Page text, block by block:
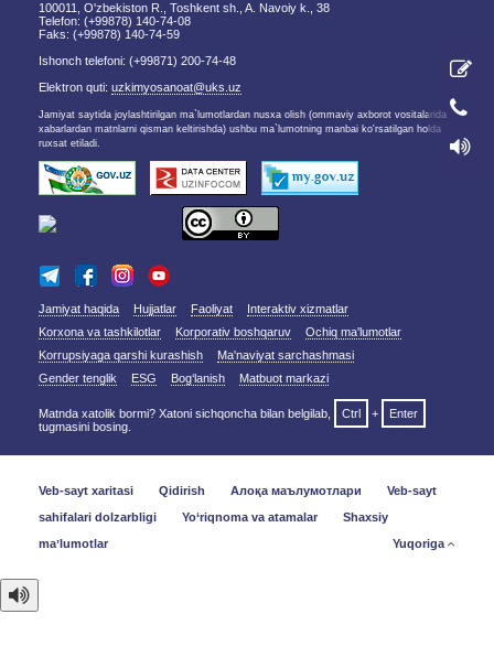
100011, O'zbekiston R., Toshkent sh., A. Navoiy k., 38
Telefon: (+99878) 140-74-08
Faks: (+99878) 140-74-59
Ishonch telefoni: (+99871) 200-74-48
Elektron quti: uzkimyosanoat@uks.uz
Jamiyat saytida joylashtirilgan ma`lumotlardan nusxa olish (ommaviy axborot vositalarida
xabarlardan matnlarni qisman keltirishda) ushbu ma`lumotning manbai ko'rsatilgan holda
ruxsat etiladi.
Jamiyat haqida Hujjatlar Faoliyat
Interaktiv xizmatlar
Korxona va tashkilotlar
Korporativ boshqaruv
Ochiq ma'lumotlar
Korrupsiyaga qarshi kurashish
Ma'naviyat sarchashmasi
Gender tenglik
ESG Bog‘lanish Matbuot markazi
Matnda xatolik bormi? Xatoni sichqoncha bilan belgilab, Ctrl +
Enter
tugmasini bosing.
Veb-sayt xaritasi Qidirish Алоқа маълумотлари
Veb-sayt
sahifalari dolzarbligi
Yo‘riqnoma va atamalar
Shaxsiy
maʼlumotlar
Yuqoriga